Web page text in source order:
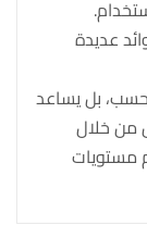
عديدة
بل يساعد
من خلال
مستويات